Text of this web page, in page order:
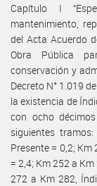
Capítulo I
mantenimiento,
del Acta Acuerdo
Obra Pública
conservación y
Decreto N° 1.019
la existencia de
con ocho
siguientes
Presente = 0,2;
= 2,4; Km 252 a
272 a Km 282,